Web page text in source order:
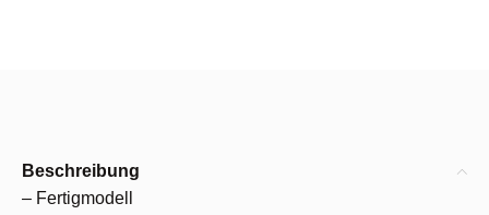
Beschreibung
– Fertigmodell